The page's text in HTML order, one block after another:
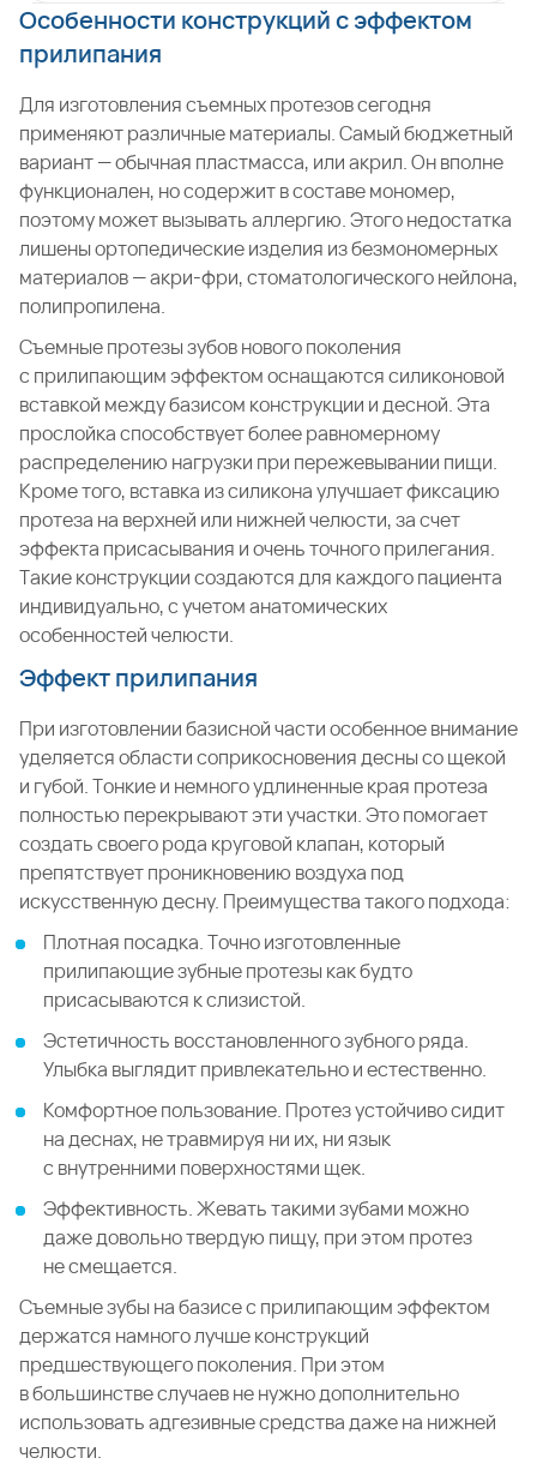
Особенности конструкций с эффектом
прилипания
Для изготовления съемных протезов сегодня
применяют различные материалы. Самый бюджетный
вариант — обычная пластмасса, или акрил. Он вполне
функционален, но содержит в составе мономер,
поэтому может вызывать аллергию. Этого недостатка
лишены ортопедические изделия из безмономерных
материалов — акри-фри, стоматологического нейлона,
полипропилена.
Съемные протезы зубов нового поколения
с прилипающим эффектом оснащаются силиконовой
вставкой между базисом конструкции и десной. Эта
прослойка способствует более равномерному
распределению нагрузки при пережевывании пищи.
Кроме того, вставка из силикона улучшает фиксацию
протеза на верхней или нижней челюсти, за счет
эффекта присасывания и очень точного прилегания.
Такие конструкции создаются для каждого пациента
индивидуально, с учетом анатомических
особенностей челюсти.
Эффект прилипания
При изготовлении базисной части особенное внимание
уделяется области соприкосновения десны со щекой
и губой. Тонкие и немного удлиненные края протеза
полностью перекрывают эти участки. Это помогает
создать своего рода круговой клапан, который
препятствует проникновению воздуха под
искусственную десну. Преимущества такого подхода:
Плотная посадка. Точно изготовленные
прилипающие зубные протезы как будто
присасываются к слизистой.
Эстетичность восстановленного зубного ряда.
Улыбка выглядит привлекательно и естественно.
Комфортное пользование. Протез устойчиво сидит
на деснах, не травмируя ни их, ни язык
с внутренними поверхностями щек.
Эффективность. Жевать такими зубами можно
даже довольно твердую пищу, при этом протез
не смещается.
Съемные зубы на базисе с прилипающим эффектом
держатся намного лучше конструкций
предшествующего поколения. При этом
в большинстве случаев не нужно дополнительно
использовать адгезивные средства даже на нижней
челюсти.